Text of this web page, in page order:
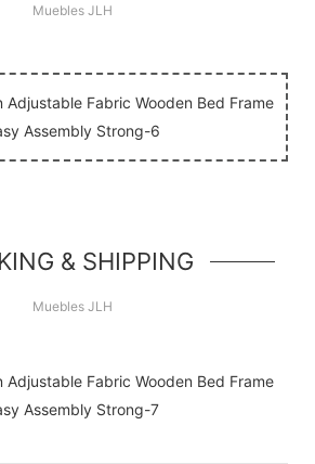
Muebles JLH
& SHIPPING
Muebles JLH